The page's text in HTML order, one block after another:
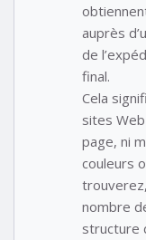
auprès
de
final.
Cela
sites
page, ni
couleurs
nombre
structure